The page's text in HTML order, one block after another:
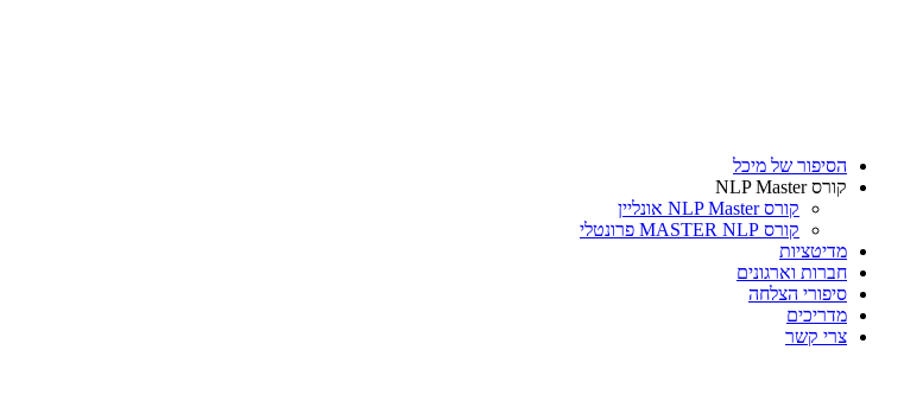
הסיפור של מיכל
קורס NLP Master
קורס NLP Master אונליין
קורס MASTER NLP פרונטלי
מדיטציות
חברות וארגונים
סיפורי הצלחה
מדריכים
צרי קשר